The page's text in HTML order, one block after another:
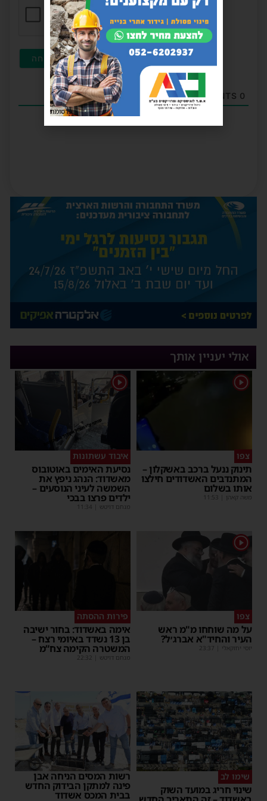
0
אולי יעניין אותך
1
צפו
תינוק ננעל ברכב באשקלון –
המתנדבים האשדודים חילצו
אותו בשלום
משה קאהן 11:53
1
איבוד עשתונות
נסיעת האימים באוטובוס
מאשדוד: הנהג ניפץ את
השמשה לעיני הנוסעים –
ילדים פרצו בבכי
מנחם דויטש 11:34
1
צפו
על מה שוחחו מ"מ ראש
העיר והחיד"א אברג׳ל?
יוסי יחזקאלי 23:37
פירות ההסתה
אימה באשדוד: בחור ישיבה
בן 13 נשדד באיומי רצח –
המשטרה הקימה צח”מ
מנחם דויטש 22:32
שימו לב
שינוי חריג במועד השוק
רשות המסים הניחה אבן
פינה למתקן הבידוק החדש
בבית המכס אשדוד
פרסומת